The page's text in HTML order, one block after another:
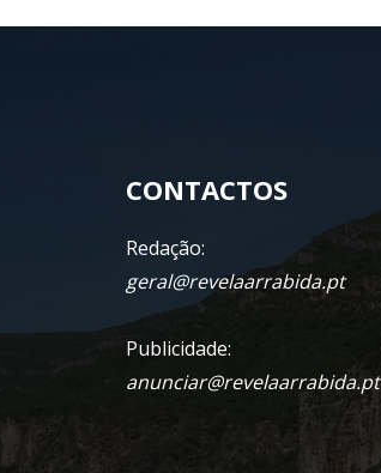
CONTACTOS
Redação:
geral@revelaarrabida.pt
Publicidade:
anunciar@revelaarrabida.pt